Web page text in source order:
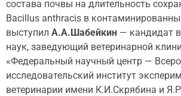
состава почвы на длительность
Bacillus anthracis в
выступил А.А.Шабейкин — кандидат
наук, заведующий ветеринарной
«Федеральный научный центр —
исследовательский институт
ветеринарии имени К.И.Скрябина и